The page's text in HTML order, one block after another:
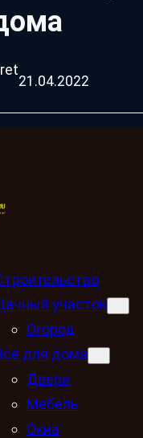
21.04.2022
участок
Огород
для дома
Двери
Мебель
Окна